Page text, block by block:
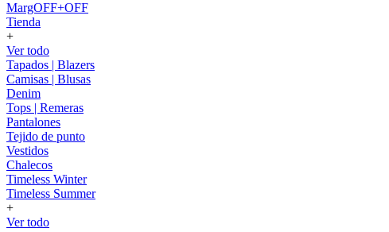
MargOFF+OFF
Tienda
+
Ver todo
Tapados | Blazers
Camisas | Blusas
Denim
Tops | Remeras
Pantalones
Tejido de punto
Vestidos
Chalecos
Timeless Winter
Timeless Summer
+
Ver todo